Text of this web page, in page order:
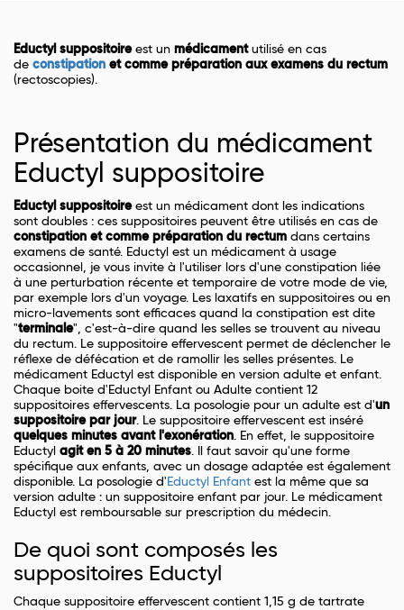
Eductyl suppositoireest un médicamentutilisé en cas
de constipation et comme préparation aux examens du rectum
(rectoscopies).
Présentation du médicament
Eductyl suppositoire
Eductyl suppositoireest un médicament dont les indications
sont doubles : ces suppositoires peuvent être utilisés en cas de
constipation et comme préparation du rectum dans certains
examens de santé. Eductyl est un médicament à usage
occasionnel, je vous invite à l'utiliser lors d'une constipation liée
à une perturbation récente et temporaire de votre mode de vie,
par exemple lors d'un voyage. Les laxatifs en suppositoires ou en
micro-lavements sont efficaces quand la constipation est dite
"terminale", c'est-à-dire quand les selles se trouvent au niveau
du rectum. Le suppositoire effervescent permet de déclencher le
réflexe de défécation et de ramollir les selles présentes. Le
médicament Eductyl est disponible en version adulte et enfant.
Chaque boite d'Eductyl Enfant ou Adulte contient 12
suppositoires effervescents. La posologie pour un adulte est d'un
suppositoire par jour. Le suppositoire effervescent est inséré
quelques minutes avant l'exonération. En effet, le suppositoire
Eductyl agit en 5 à 20 minutes. Il faut savoir qu'une forme
spécifique aux enfants, avec un dosage adaptée est également
disponible. La posologie d' Eductyl Enfant est la même que sa
version adulte : un suppositoire enfant par jour. Le médicament
Eductyl est remboursable sur prescription du médecin.
De quoi sont composés les
suppositoires Eductyl
Chaque suppositoire effervescent contient 1,15 g de tartrate